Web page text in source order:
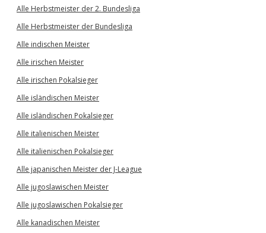
Alle Herbstmeister der 2. Bundesliga
Alle Herbstmeister der Bundesliga
Alle indischen Meister
Alle irischen Meister
Alle irischen Pokalsieger
Alle isländischen Meister
Alle isländischen Pokalsieger
Alle italienischen Meister
Alle italienischen Pokalsieger
Alle japanischen Meister der J-League
Alle jugoslawischen Meister
Alle jugoslawischen Pokalsieger
Alle kanadischen Meister